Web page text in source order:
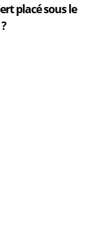
placé sous le